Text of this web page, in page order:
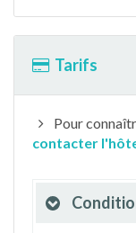
Tarifs
Pour
contacter